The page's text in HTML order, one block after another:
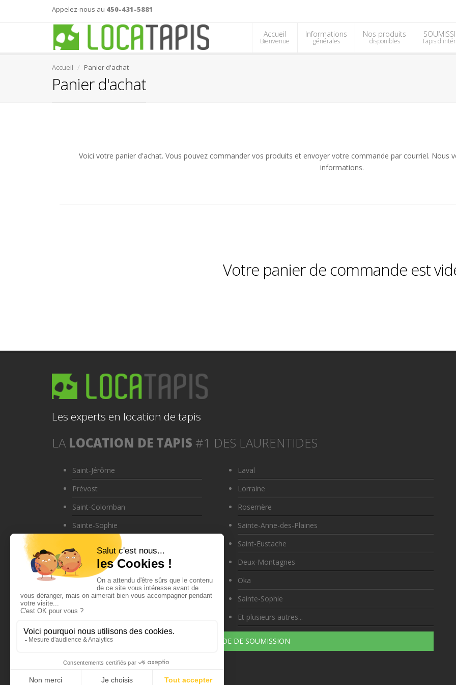
Appelez-nous au 450-431-5881
Accueil
Bienvenue
Informations
générales
Nos produits
disponibles Tapis
Accueil Panier d'achat
Panier d'achat
Voici votre panier d'achat. Vous pouvez commander vos produits et envoyer votre commande par courriel. Nous
informations.
Votre panier de commande est
Les experts en location de tapis
LA LOCATION DE TAPIS #1 DES LAURENTIDES
Saint-Jérôme
Prévost
Saint-Colomban
Sainte-Sophie
Sainte-Adèle
Blainville
Boisbriand
Laval
Lorraine
Rosemère
Sainte-Anne-des-Plaines
Saint-Eustache
Deux-Montagnes
Oka
Sainte-Sophie
Et plusieurs autres...
DEMANDE DE SOUMISSION
Appelez-nous au450-431-5881